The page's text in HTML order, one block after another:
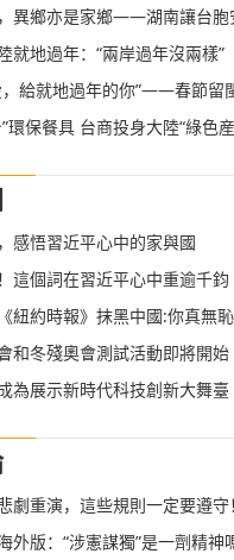
異鄉亦是家鄉——湖南讓台胞
就地過年：“兩岸過年沒兩樣”
，給就地過年的你”——春節留
環保餐具 台商投身大陸“綠色
感悟習近平心中的家與國
這個詞在習近平心中重逾千鈞
紐約時報》抹黑中國:你真無
和冬殘奧會測試活動即將開始
為展示新時代科技創新大舞臺
劇重演，這些規則一定要遵守！
外版：“涉憲謀獨”是一劑精神